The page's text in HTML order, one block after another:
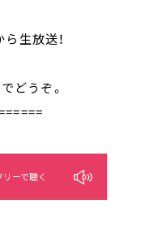
生放送！
でどうぞ。
リーで聴く